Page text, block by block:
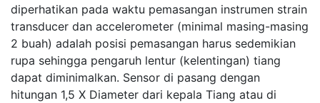
diperhatikan pada waktu pemasangan instrumen strain
transducer dan accelerometer (minimal masing-masing
2 buah) adalah posisi pemasangan harus sedemikian
rupa sehingga pengaruh lentur (kelentingan) tiang
dapat diminimalkan. Sensor di pasang dengan
hitungan 1,5 X Diameter dari kepala Tiang atau di